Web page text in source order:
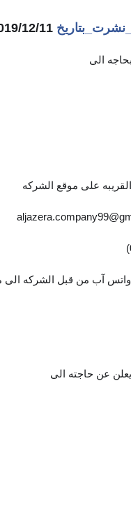
الى
على موقع الشركه
آب من قبل الشركه الى
عن حاجته الى